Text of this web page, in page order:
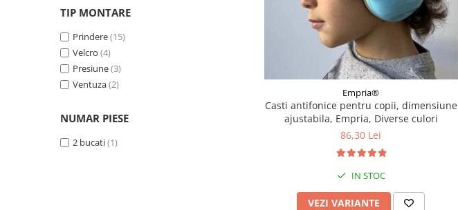
Portocaliu (4)
Roz(17)
Turcoaz(4)
Verde(11)
Visiniu(1)
Neopren(2)
Neopren elastic
Otel (2)
PVC(3)
Piele ecologica
Policarbonat(2)
Silicon(1)
TIP MONTARE
Prindere(15)
Velcro (4)
Presiune(3)
Ventuza(2)
NUMAR PIESE
2 bucati(1)
Empria®
Casti antifonice pentru copii, dimensiune
ajustabila, Empria, Diverse culori
86,30 Lei
IN STOC
VEZI VARIANTE